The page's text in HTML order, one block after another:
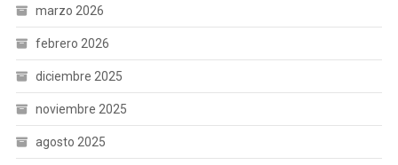
marzo 2026
febrero 2026
diciembre 2025
noviembre 2025
agosto 2025